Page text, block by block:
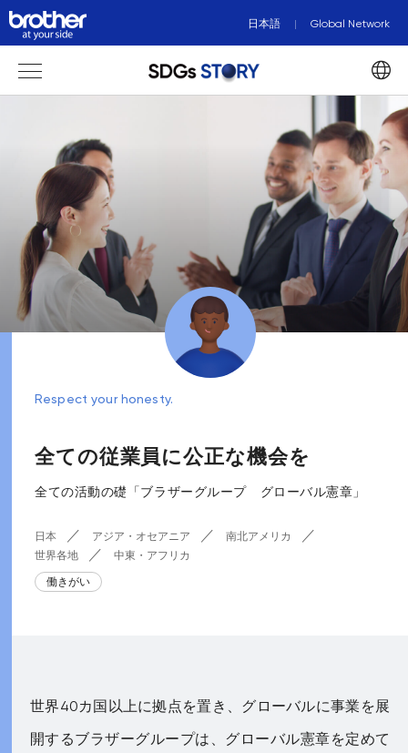
日本語 Global Network
Respect your honesty.
全ての従業員に公正な機会を
全ての活動の礎「ブラザーグループ グローバル憲章」
日本 アジア・オセアニア
南北アメリカ
世界各地
中東・アフリカ
働きがい
世界40カ国以上に拠点を置き、グローバルに事業を展
開するブラザーグループは、グローバル憲章を定めて